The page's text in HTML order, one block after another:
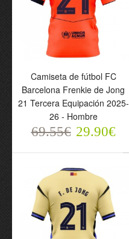
Camiseta de fútbol FC
Barcelona Frenkie de
Jong 21 Cuarta
Hombre
69.55€ 29.90€
Camiseta de fútbol FC
Barcelona Frenkie de Jong
21 Tercera Equipación 2025-
26 - Hombre
69.55€ 29.90€